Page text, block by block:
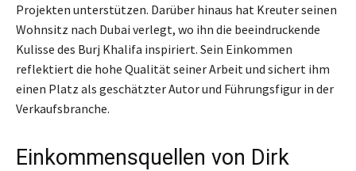
Projekten unterstützen. Darüber hinaus hat Kreuter seinen
Wohnsitz nach Dubai verlegt, wo ihn die beeindruckende
Kulisse des Burj Khalifa inspiriert. Sein Einkommen
reflektiert die hohe Qualität seiner Arbeit und sichert ihm
einen Platz als geschätzter Autor und Führungsfigur in der
Verkaufsbranche.
Einkommensquellen von Dirk